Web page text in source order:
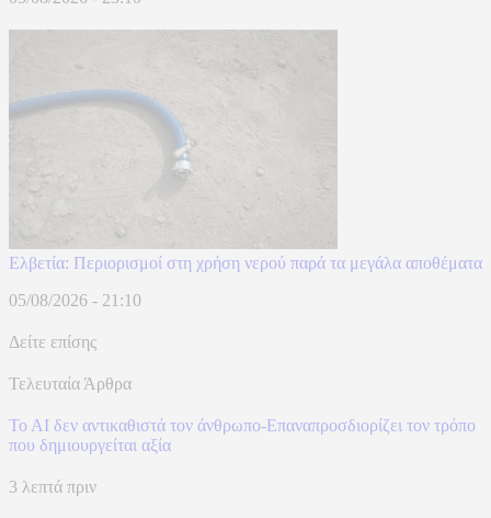
Ελβετία: Περιορισμοί στη χρήση νερού παρά τα μεγάλα αποθέματα
05/08/2026 - 21:10
Δείτε επίσης
Τελευταία Άρθρα
To AI δεν αντικαθιστά τον άνθρωπο-Επαναπροσδιορίζει τον τρόπο
που δημιουργείται αξία
3 λεπτά πριν